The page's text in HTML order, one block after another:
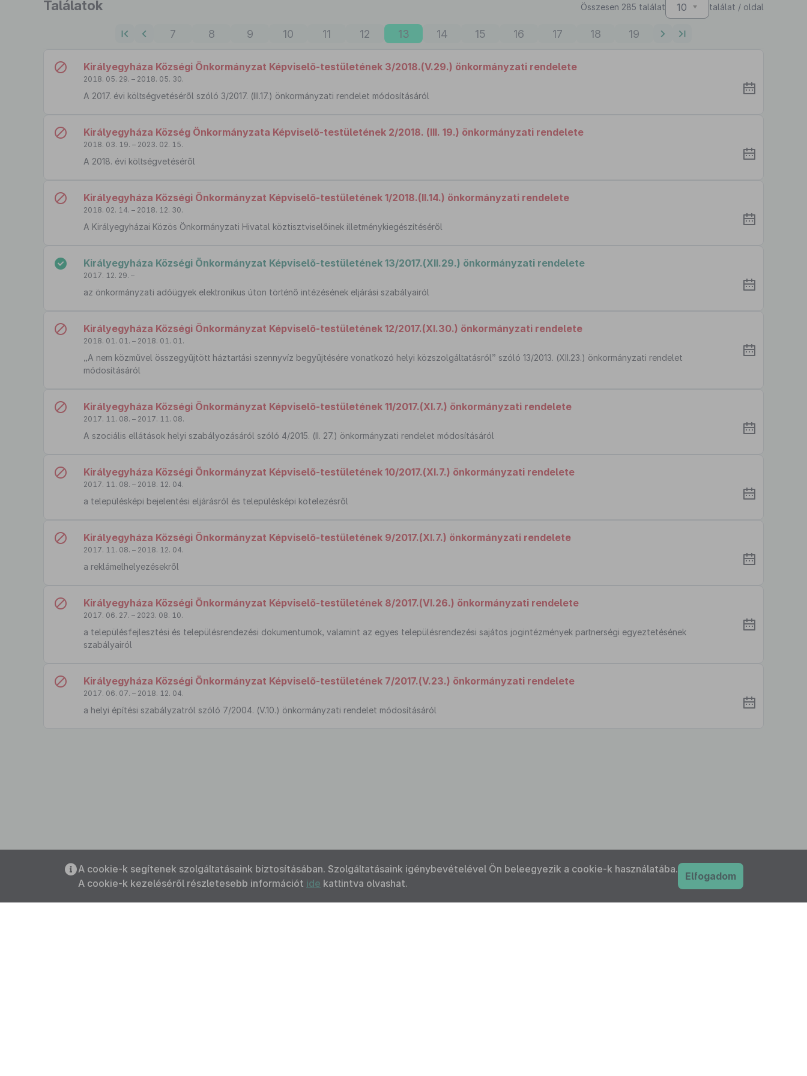
Találatok
listához
Összesen 285 találat 10 találat / oldal
7 8 9 10 11 12 13 14 15 16 17 18 19
Királyegyháza Községi Önkormányzat Képviselő-testületének 3/2018.(V.29.) önkormányzati rendelete
2018. 05. 29. – 2018. 05. 30.
A 2017. évi költségvetéséről szóló 3/2017. (III.17.) önkormányzati rendelet módosításáról
Királyegyháza Község Önkormányzata Képviselő-testületének 2/2018. (III. 19.) önkormányzati rendelete
2018. 03. 19. – 2023. 02. 15.
A 2018. évi költségvetéséről
Királyegyháza Községi Önkormányzat Képviselő-testületének 1/2018.(II.14.) önkormányzati rendelete
2018. 02. 14. – 2018. 12. 30.
A Királyegyházai Közös Önkormányzati Hivatal köztisztviselőinek illetménykiegészítéséről
Királyegyháza Községi Önkormányzat Képviselő-testületének 13/2017.(XII.29.) önkormányzati rendelete
2017. 12. 29. –
az önkormányzati adóügyek elektronikus úton történő intézésének eljárási szabályairól
Királyegyháza Községi Önkormányzat Képviselő-testületének 12/2017.(XI.30.) önkormányzati rendelete
2018. 01. 01. – 2018. 01. 01.
„A nem közművel összegyűjtött háztartási szennyvíz begyűjtésére vonatkozó helyi közszolgáltatásról” szóló 13/2013. (XII.23.) önkormányzati rendelet
módosításáról
Királyegyháza Községi Önkormányzat Képviselő-testületének 11/2017.(XI.7.) önkormányzati rendelete
2017. 11. 08. – 2017. 11. 08.
A szociális ellátások helyi szabályozásáról szóló 4/2015. (II. 27.) önkormányzati rendelet módosításáról
Királyegyháza Községi Önkormányzat Képviselő-testületének 10/2017.(XI.7.) önkormányzati rendelete
2017. 11. 08. – 2018. 12. 04.
a településképi bejelentési eljárásról és településképi kötelezésről
Királyegyháza Községi Önkormányzat Képviselő-testületének 9/2017.(XI.7.) önkormányzati rendelete
2017. 11. 08. – 2018. 12. 04.
a reklámelhelyezésekről
Királyegyháza Községi Önkormányzat Képviselő-testületének 8/2017.(VI.26.) önkormányzati rendelete
2017. 06. 27. – 2023. 08. 10.
a településfejlesztési és településrendezési dokumentumok, valamint az egyes településrendezési sajátos jogintézmények partnerségi egyeztetésének
szabályairól
Királyegyháza Községi Önkormányzat Képviselő-testületének 7/2017.(V.23.) önkormányzati rendelete
2017. 06. 07. – 2018. 12. 04.
a helyi építési szabályzatról szóló 7/2004. (V.10.) önkormányzati rendelet módosításáról
A cookie-k segítenek szolgáltatásaink biztosításában. Szolgáltatásaink igénybevételével Ön beleegyezik a cookie-k használatába.
A cookie-k kezeléséről részletesebb információt ide kattintva olvashat.
Elfogadom